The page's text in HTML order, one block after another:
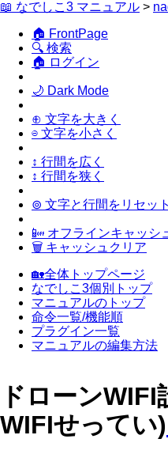
📖 なでしこ3 マニュアル >
🏠 FrontPage
🔍 検索
🏠 ログイン
🌙 Dark Mode
⊕ 文字を大きく
⊖ 文字を小さく
↕ 行間を広く
↕ 行間を狭く
⊚ 文字と行間をリセット
📴 オフラインキャッシ
🗑 キャッシュクリア
🏡全体トップページ
なでしこ3個別トップ
マニュアルのトップ
命令一覧/機能順
プラグイン一覧
マニュアルの編集方法
ドローン
WIFIせってい)